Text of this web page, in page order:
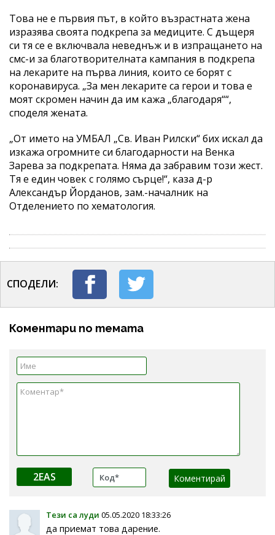
Това не е първия път, в който възрастната жена
изразява своята подкрепа за медиците. С дъщеря
си тя се е включвала неведнъж и в изпращането на
смс-и за благотворителната кампания в подкрепа
на лекарите на първа линия, които се борят с
коронавируса. „За мен лекарите са герои и това е
моят скромен начин да им кажа „благодаря““,
споделя жената.
„От името на УМБАЛ „Св. Иван Рилски“ бих искал да
изкажа огромните си благодарности на Венка
Зарева за подкрепата. Няма да забравим този жест.
Тя е един човек с голямо сърце!“, каза д-р
Александър Йорданов, зам.-началник на
Отделението по хематология.
СПОДЕЛИ:
Коментари по темата
2EAS
Тези са луди 05.05.2020 18:33:26
да приемат това дарение.